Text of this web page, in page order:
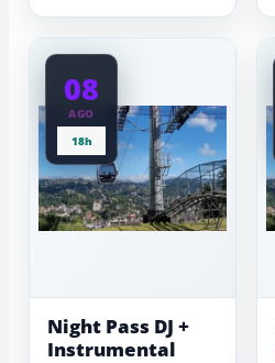
08
AGO
18h
Night Pass DJ +
Instrumental